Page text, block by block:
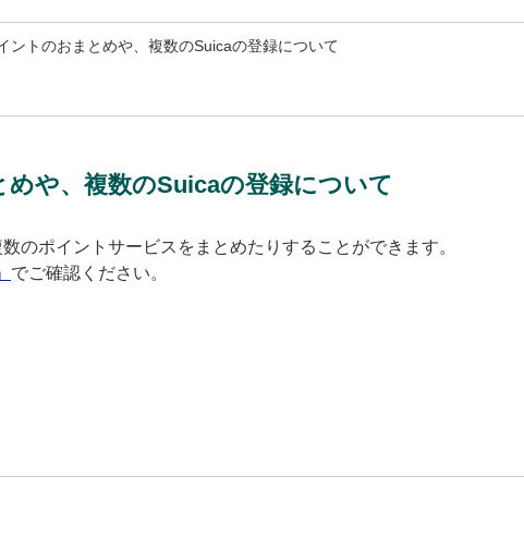
ントのおまとめや、複数のSuicaの登録について
や、複数のSuicaの登録について
のポイントサービスをまとめたりすることができます。
でご確認ください。